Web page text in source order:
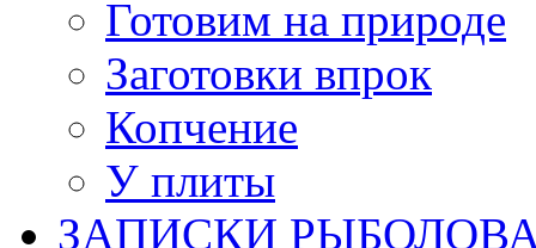
Готовим на природе
Заготовки впрок
Копчение
У плиты
ЗАПИСКИ